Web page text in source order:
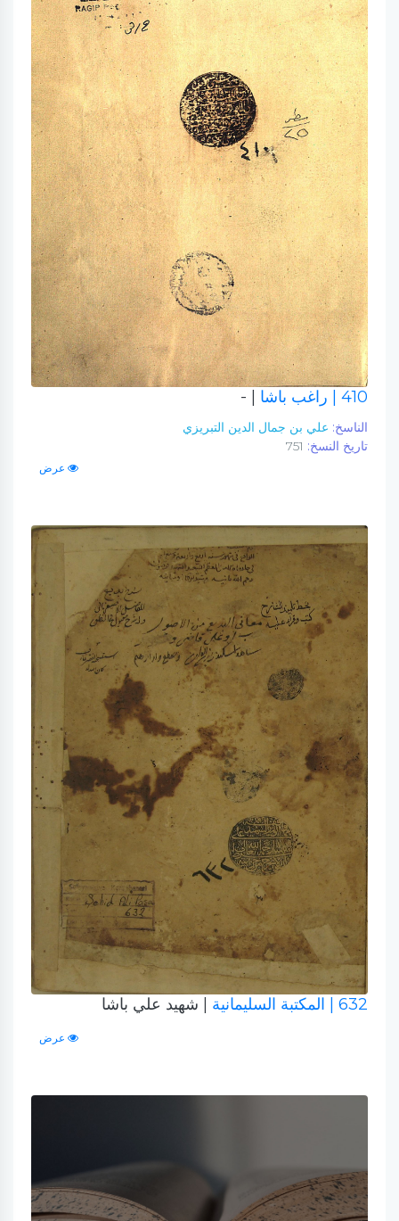
410 | راغب باشا | -
الناسخ: علي بن جمال الدين التبريزي
تاريخ النسخ:
عرض
632 | المكتبة السليمانية | شهيد علي باشا
عرض